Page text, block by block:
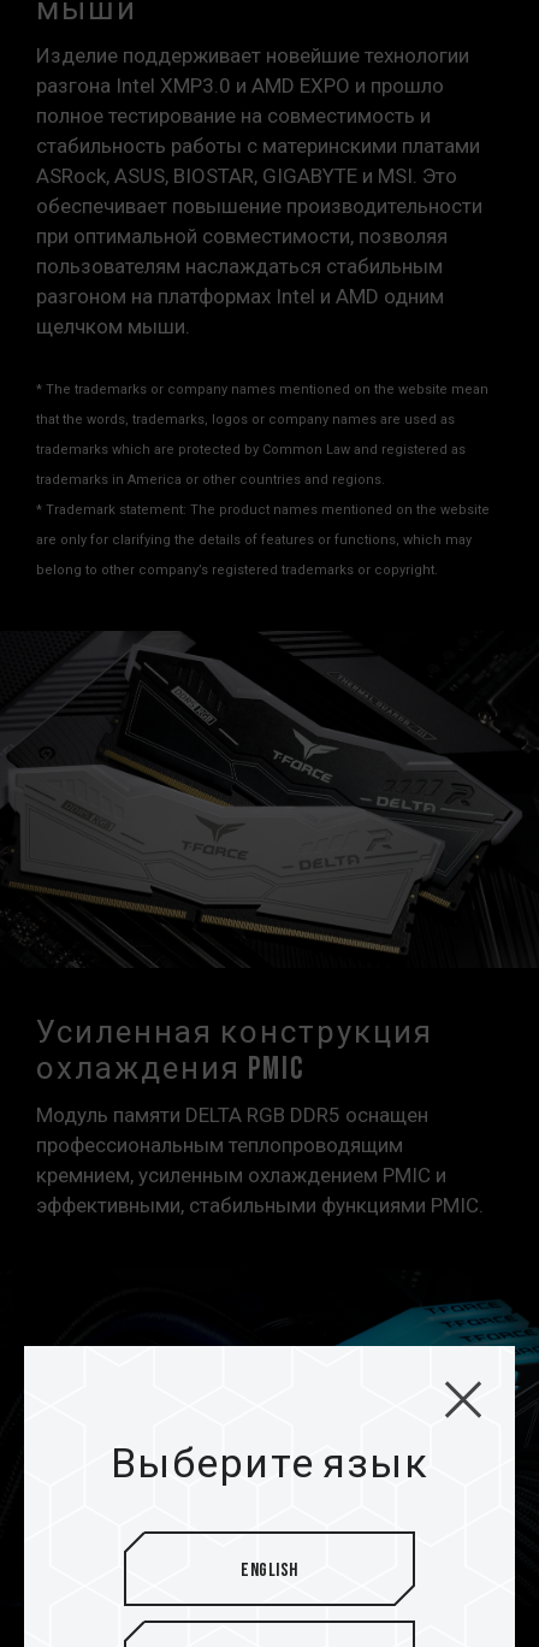
заявленной частоты разгона.
Модули памяти TEAMGROUP тестируются в
условиях нормального напряжения. При
возникновении проблем, связанных с
неисправностями процессора или
материнской платы, обратитесь в
соответствующую службу послепродажного
обслуживания производителя процессора
или материнской платы.
мыши
Изделие поддерживает новейшие технологии
разгона Intel XMP3.0 и AMD EXPO и прошло
полное тестирование на совместимость и
стабильность работы с материнскими платами
ASRock, ASUS, BIOSTAR, GIGABYTE и MSI. Это
обеспечивает повышение производительности
при оптимальной совместимости, позволяя
пользователям наслаждаться стабильным
разгоном на платформах Intel и AMD одним
щелчком мыши.
* The trademarks or company names mentioned on the website mean
that the words, trademarks, logos or company names are used as
trademarks which are protected by Common Law and registered as
trademarks in America or other countries and regions.
* Trademark statement: The product names mentioned on the website
are only for clarifying the details of features or functions, which may
belong to other company’s registered trademarks or copyright.
Усиленная конструкция
охлаждения PMIC
Модуль памяти DELTA RGB DDR5 оснащен
профессиональным теплопроводящим
кремнием, усиленным охлаждением PMIC и
эффективными, стабильными функциями PMIC.
Выберите язык
English